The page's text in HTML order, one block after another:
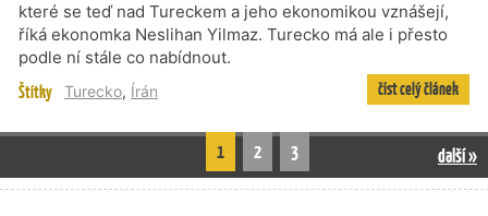
které se teď nad Tureckem a jeho ekonomikou vznášejí,
říká ekonomka Neslihan Yilmaz. Turecko má ale i přesto
podle ní stále co nabídnout.
Štítky Turecko, Írán číst celý článek
1 2 3 další »